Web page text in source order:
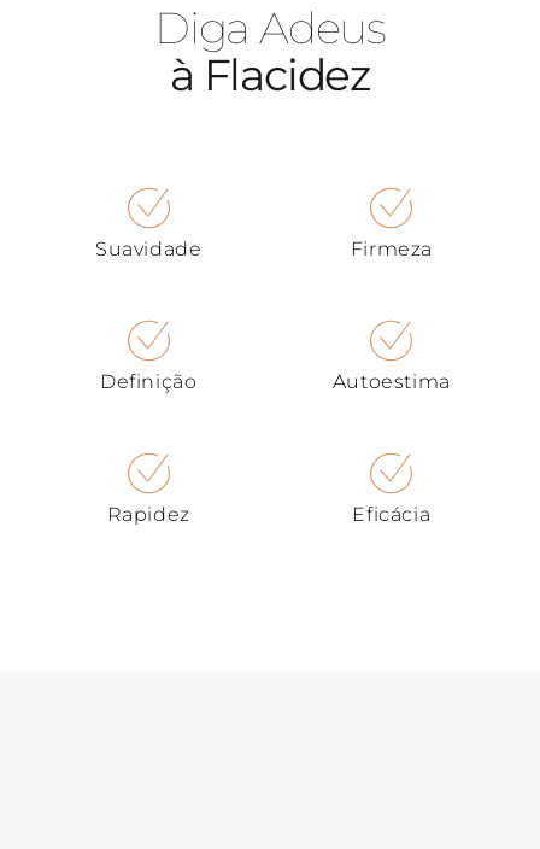
Diga Adeus
à Flacidez
Suavidade Firmeza
Definição Autoestima
Rapidez Eficácia